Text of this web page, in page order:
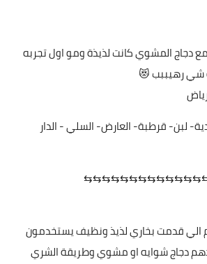
دجاج المشوي كانت لذيذة ومو اول تجربه
شي رهيببب 😻
لبن- قرطبة- العارض- السلي - الدار
الي قدمت بخاري لذيذ ونظيف يستخدمون
دجاج شوايه او مشوي وطريقة الشري